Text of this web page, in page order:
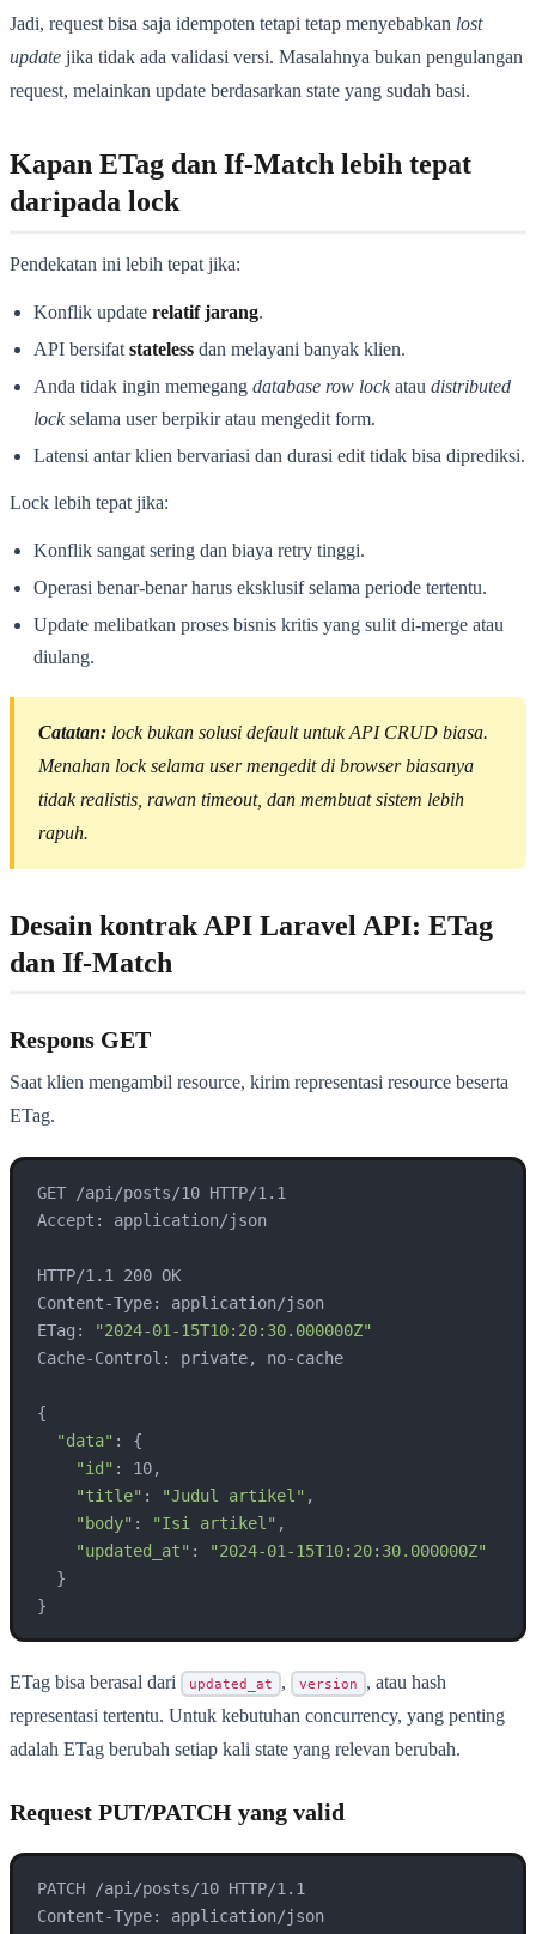
Jadi, request bisa saja idempoten tetapi tetap menyebabkan lost
update jika tidak ada validasi versi. Masalahnya bukan pengulangan
request, melainkan update berdasarkan state yang sudah basi.
Kapan ETag dan If-Match lebih tepat
daripada lock
Pendekatan ini lebih tepat jika:
Konflik update relatif jarang.
API bersifat stateless dan melayani banyak klien.
Anda tidak ingin memegang database row lockatau distributed
lockselama user berpikir atau mengedit form.
Latensi antar klien bervariasi dan durasi edit tidak bisa diprediksi.
Lock lebih tepat jika:
Konflik sangat sering dan biaya retry tinggi.
Operasi benar-benar harus eksklusif selama periode tertentu.
Update melibatkan proses bisnis kritis yang sulit di-merge atau
diulang.
Catatan: lock bukan solusi default untuk API CRUD biasa.
Menahan lock selama user mengedit di browser biasanya
tidak realistis, rawan timeout, dan membuat sistem lebih
rapuh.
Desain kontrak API Laravel API: ETag
dan If-Match
Respons GET
Saat klien mengambil resource, kirim representasi resource beserta
ETag.
GET /api/posts/10 HTTP/1.1
Accept: application/json
HTTP/1.1 200 OK
Content-Type: application/json
ETag:
"2024-01-15T10:20:30.000000Z"
Cache-Control: private, no-cache
{
"data" : {
"id" : 10,
"title" : "Judul artikel" ,
"body" : "Isi artikel" ,
"updated_at" :
"2024-01-15T10:20:30.000000Z"
  }
}
ETag bisa berasal dari updated_at , version
, atau hash
representasi tertentu. Untuk kebutuhan concurrency, yang penting
adalah ETag berubah setiap kali state yang relevan berubah.
Request PUT/PATCH yang valid
PATCH /api/posts/10 HTTP/1.1
Content-Type: application/json